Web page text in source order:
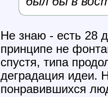
Не знаю - есть 28
принципе не
спустя, типа
деградация идеи.
понравившихся